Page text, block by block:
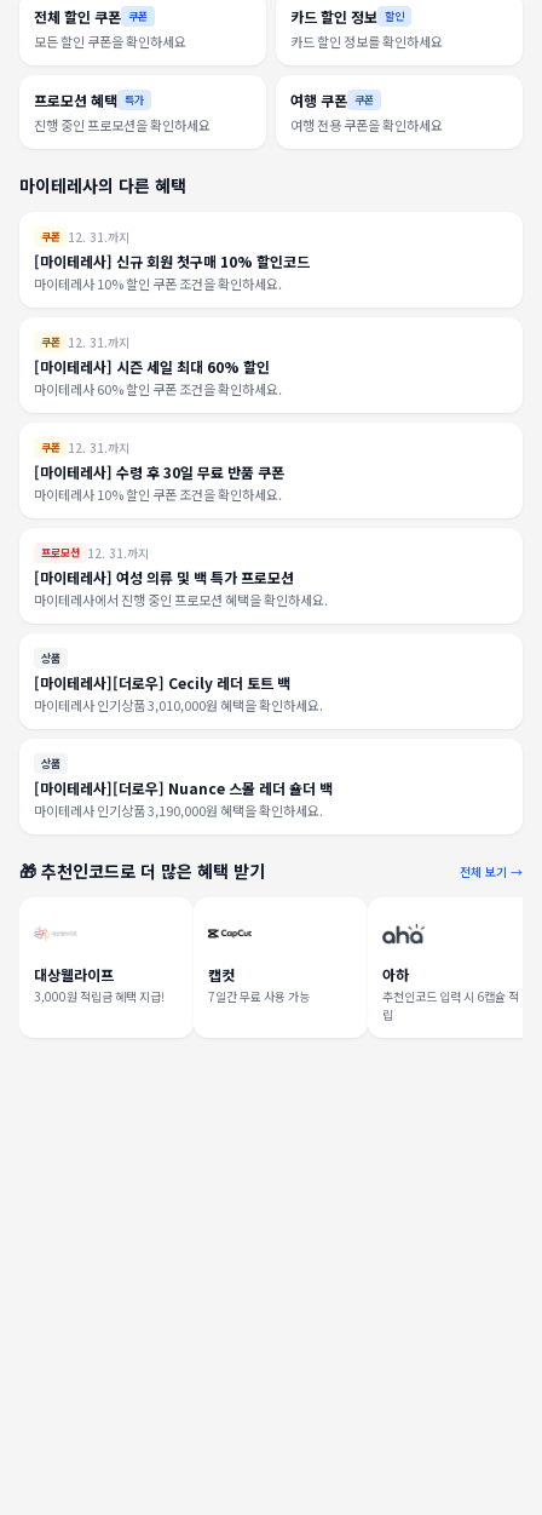
전체 할인 쿠폰 쿠폰
모든 할인 쿠폰을 확인하세요
카드 할인 정보 할인
카드 할인 정보를 확인하세요
프로모션 혜택 특가
진행 중인 프로모션을 확인하세요
여행 쿠폰 쿠폰
여행 전용 쿠폰을 확인하세요
마이테레사의 다른 혜택
쿠폰 12. 31.까지
[마이테레사] 신규 회원 첫구매 10% 할인코드
마이테레사 10% 할인 쿠폰 조건을 확인하세요.
쿠폰 12. 31.까지
[마이테레사] 시즌 세일 최대 60% 할인
마이테레사 60% 할인 쿠폰 조건을 확인하세요.
쿠폰 12. 31.까지
[마이테레사] 수령 후 30일 무료 반품 쿠폰
마이테레사 10% 할인 쿠폰 조건을 확인하세요.
프로모션 12. 31.까지
[마이테레사] 여성 의류 및 백 특가 프로모션
마이테레사에서 진행 중인 프로모션 혜택을 확인하세요.
상품
[마이테레사][더로우] Cecily 레더 토트 백
마이테레사 인기상품 3,010,000원 혜택을 확인하세요.
상품
[마이테레사][더로우] Nuance 스몰 레더 숄더 백
마이테레사 인기상품 3,190,000원 혜택을 확인하세요.
🎁 추천인코드로 더 많은 혜택 받기 전체 보기 →
대상웰라이프
3,000원 적립금 혜택 지급!
캡컷
7일간 무료 사용 가능
아하
추천인코드 입력 시 6캡슐 적
립